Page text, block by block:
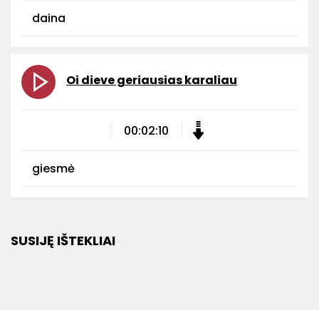
daina
Oi dieve geriausias karaliau
00:02:10
giesmė
SUSIJĘ IŠTEKLIAI